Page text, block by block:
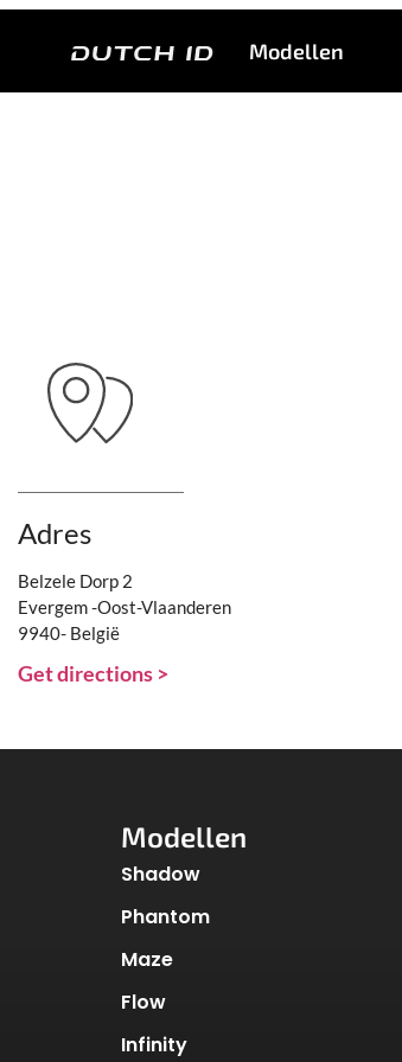
Modellen
Adres
Belzele Dorp 2
Evergem -Oost-Vlaanderen
9940- België
Get directions >
Modellen
Shadow
Phantom
Maze
Flow
Infinity